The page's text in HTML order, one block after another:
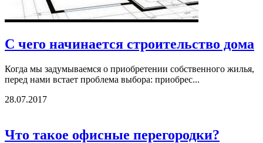
С чего начинается строительство дома
Когда мы задумываемся о приобретении собственного жилья,
перед нами встает проблема выбора: приобрес...
28.07.2017
Что такое офисные перегородки?